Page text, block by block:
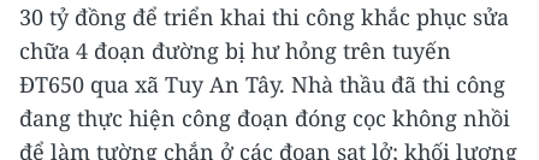
30 tỷ đồng để triển khai thi công khắc phục sửa
chữa 4 đoạn đường bị hư hỏng trên tuyến
ĐT650 qua xã Tuy An Tây. Nhà thầu đã thi công
đang thực hiện công đoạn đóng cọc không nhồi
để làm tường chắn ở các đoạn sạt lở; khối lượng